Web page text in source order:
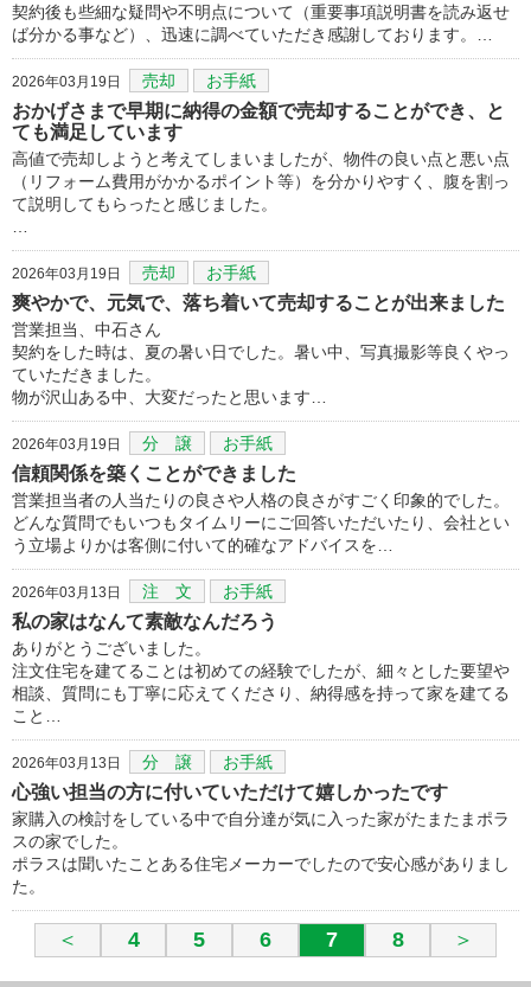
契約後も些細な疑問や不明点について（重要事項説明書を読み返せ
ば分かる事など）、迅速に調べていただき感謝しております。…
2026年03月19日 売却 お手紙
おかげさまで早期に納得の金額で売却することができ、と
ても満足しています
高値で売却しようと考えてしまいましたが、物件の良い点と悪い点
（リフォーム費用がかかるポイント等）を分かりやすく、腹を割っ
て説明してもらったと感じました。
2026年03月19日 売却 お手紙
爽やかで、元気で、落ち着いて売却することが出来ました
営業担当、中石さん
契約をした時は、夏の暑い日でした。暑い中、写真撮影等良くやっ
ていただきました。
物が沢山ある中、大変だったと思います…
2026年03月19日 分 譲 お手紙
信頼関係を築くことができました
営業担当者の人当たりの良さや人格の良さがすごく印象的でした。
どんな質問でもいつもタイムリーにご回答いただいたり、会社とい
う立場よりかは客側に付いて的確なアドバイスを…
2026年03月13日 注 文 お手紙
私の家はなんて素敵なんだろう
ありがとうございました。
注文住宅を建てることは初めての経験でしたが、細々とした要望や
相談、質問にも丁寧に応えてくださり、納得感を持って家を建てる
こと…
2026年03月13日 分 譲 お手紙
心強い担当の方に付いていただけて嬉しかったです
家購入の検討をしている中で自分達が気に入った家がたまたまポラ
スの家でした。
ポラスは聞いたことある住宅メーカーでしたので安心感がありまし
た。
＜ 4 5 6 7 8 ＞